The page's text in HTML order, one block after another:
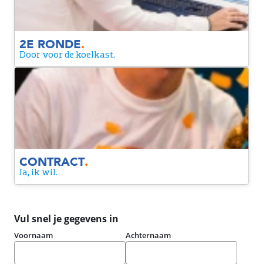
2E RONDE.
Door voor de koelkast.
CONTRACT.
Ja, ik wil.
CONTRACT
Yes! We zijn een match. Je krijgt een contract van ons. Alleen
nog even tekenen en dan maken we het officieel.
Vul snel je gegevens in
Voornaam Achternaam